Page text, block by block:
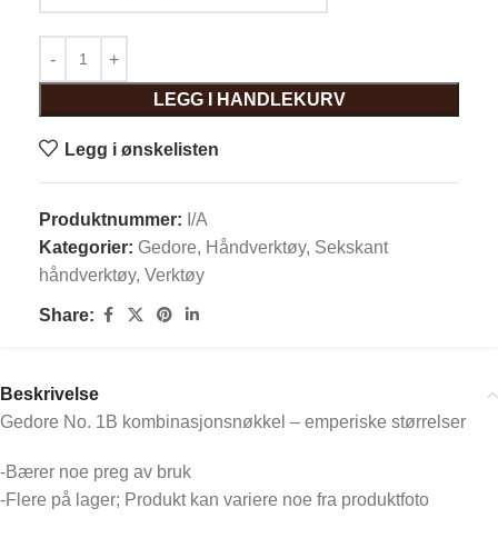
LEGG I HANDLEKURV
Legg i ønskelisten
Produktnummer: I/A
Kategorier: Gedore, Håndverktøy, Sekskant
håndverktøy, Verktøy
Share:
Beskrivelse
Gedore No. 1B kombinasjonsnøkkel – emperiske størrelser
-Bærer noe preg av bruk
-Flere på lager; Produkt kan variere noe fra produktfoto